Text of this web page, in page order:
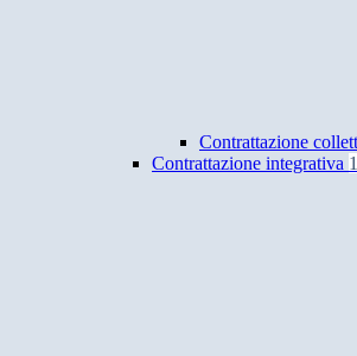
Contrattazione
Contrattazione integrativa